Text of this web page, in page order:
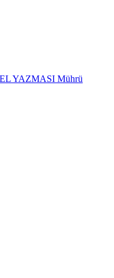
YAZMASI Mührü